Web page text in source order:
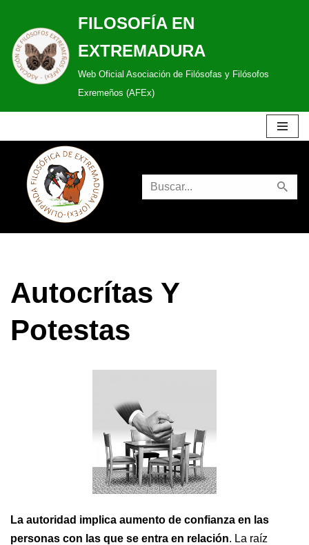
Saltar
al
contenido
FILOSOFÍA EN
EXTREMADURA
Web Oficial Asociación de Filósofas y Filósofos
Exremeños (AFEx)
Autocrítas Y
Potestas
La autoridad implica aumento de confianza en las
personas con las que se entra en relación. La raíz